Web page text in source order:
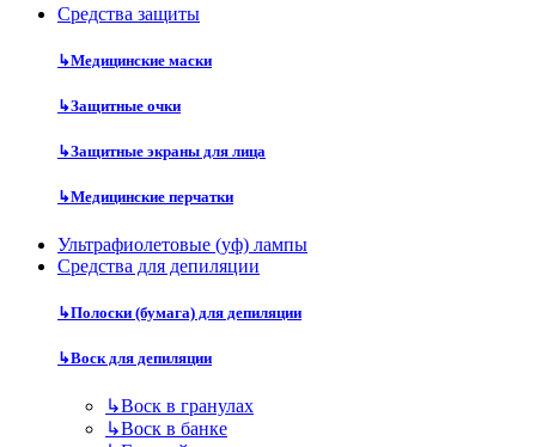
Средства защиты
↳Медицинские маски
↳Защитные очки
↳Защитные экраны для лица
↳Медицинские перчатки
Ультрафиолетовые (уф) лампы
Средства для депиляции
↳Полоски (бумага) для депиляции
↳Воск для депиляции
↳Воск в гранулах
↳Воск в банке